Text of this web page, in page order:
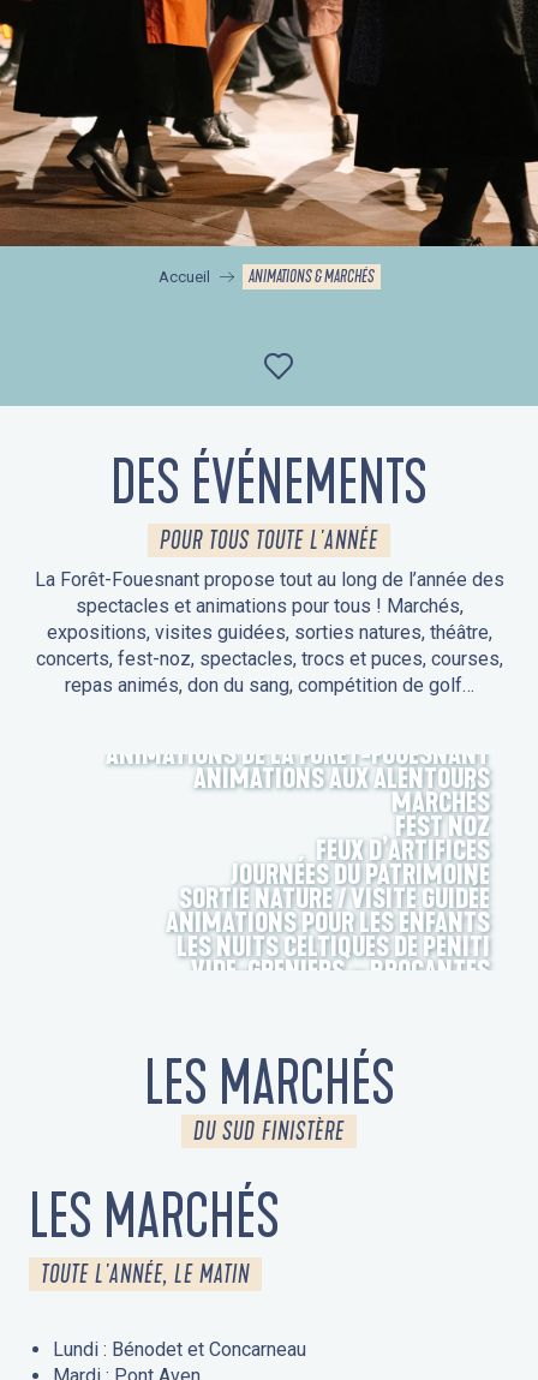
Accueil ANIMATIONS & MARCHÉS
Ajouter aux
DES ÉVÉNEMENTS
POUR TOUS TOUTE L'ANNÉE
La Forêt-Fouesnant propose tout au long de l’année des
spectacles et animations pour tous ! Marchés,
expositions, visites guidées, sorties natures, théâtre,
concerts, fest-noz, spectacles, trocs et puces, courses,
repas animés, don du sang, compétition de golf…
ANIMATIONS DE LA FORÊT-FOUESNANT
ANIMATIONS AUX ALENTOURS
MARCHÉS
FEST NOZ
FEUX D’ARTIFICES
JOURNÉES DU PATRIMOINE
SORTIE NATURE / VISITE GUIDÉE
ANIMATIONS POUR LES ENFANTS
LES NUITS CELTIQUES DE PENITI
VIDE-GRENIERS – BROCANTES
LES MARCHÉS
DU SUD FINISTÈRE
LES MARCHÉS
TOUTE L'ANNÉE, LE MATIN
Lundi : Bénodet et Concarneau